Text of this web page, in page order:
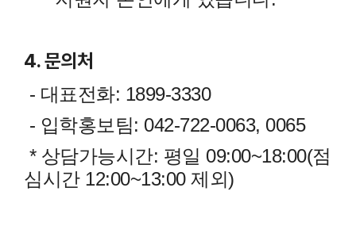
4. 문의처
- 대표전화: 1899-3330
- 입학홍보팀: 042-722-0063, 0065
* 상담가능시간: 평일 09:00~18:00(점
심시간 12:00~13:00 제외)